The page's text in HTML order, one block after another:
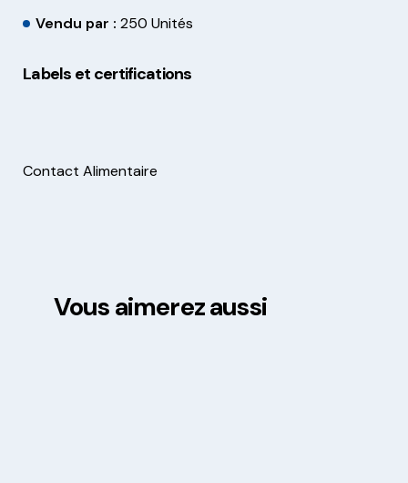
Vendu par : 250 Unités
Labels et certifications
Contact Alimentaire
Vous aimerez aussi